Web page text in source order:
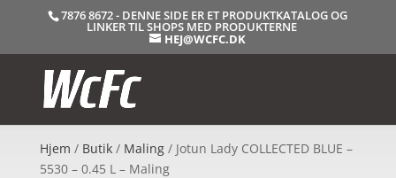
7876 8672 - DENNE SIDE ER ET PRODUKTKATALOG OG
LINKER TIL SHOPS MED PRODUKTERNE
HEJ@WCFC.DK
Hjem / Butik/ Maling/ Jotun Lady COLLECTED BLUE –
5530 – 0.45 L – Maling